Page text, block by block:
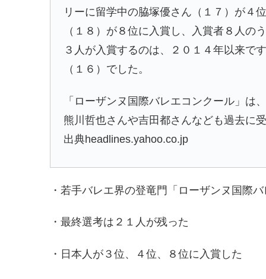
リーに留学中の脇塚優さん（１７）が４
（１８）が８位に入賞し、入賞者８人の
３人が入賞するのは、２０１４年以来で
（１６）でした。
「ローザンヌ国際バレエコンクール」は
熊川哲也さんや吉田都さんなども過去に
出典headlines.yahoo.co.jp
・若手バレエ界の登竜門「 ローザンヌ国際
・最終選考は２１人が残った
・日本人が３位、４位、８位に入賞した